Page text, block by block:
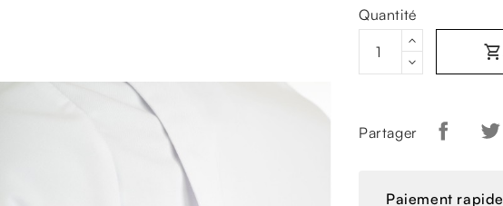
Quantité
shopping_cart
Partager
Paiement